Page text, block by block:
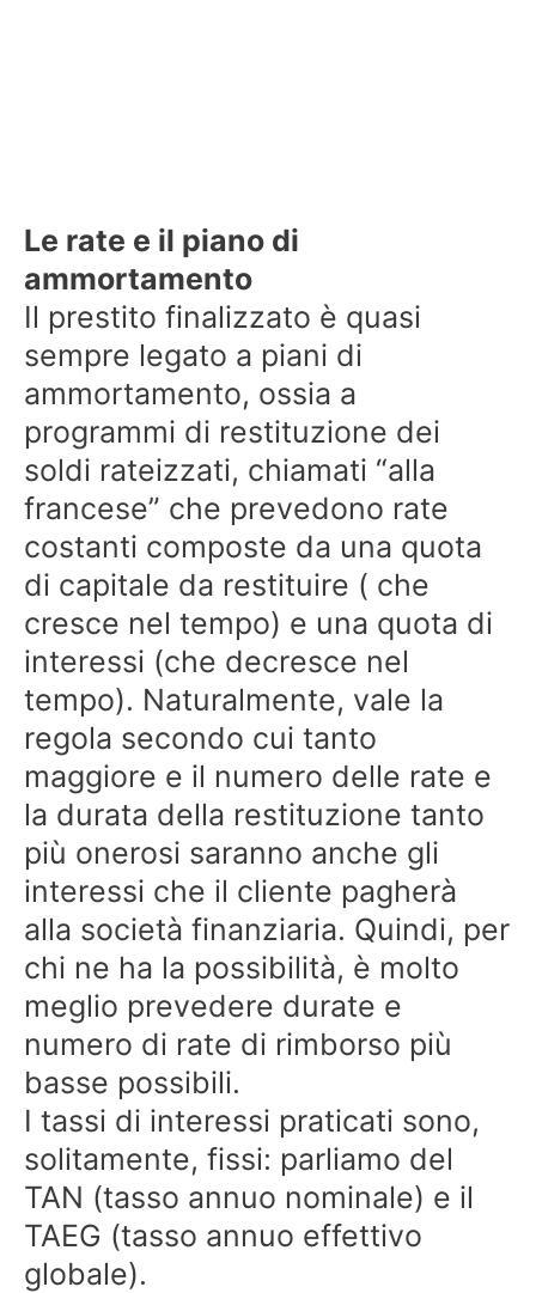
Le rate e il piano di
ammortamento
Il prestito finalizzato è quasi
sempre legato a piani di
ammortamento, ossia a
programmi di restituzione dei
soldi rateizzati, chiamati “alla
francese” che prevedono rate
costanti composte da una quota
di capitale da restituire ( che
cresce nel tempo) e una quota di
interessi (che decresce nel
tempo). Naturalmente, vale la
regola secondo cui tanto
maggiore e il numero delle rate e
la durata della restituzione tanto
più onerosi saranno anche gli
interessi che il cliente pagherà
alla società finanziaria. Quindi, per
chi ne ha la possibilità, è molto
meglio prevedere durate e
numero di rate di rimborso più
basse possibili.
I tassi di interessi praticati sono,
solitamente, fissi: parliamo del
TAN (tasso annuo nominale) e il
TAEG (tasso annuo effettivo
globale).